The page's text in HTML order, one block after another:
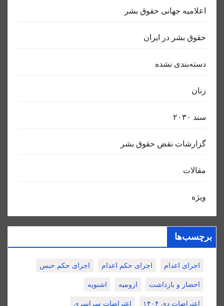
اعلاميه جهانی حقوق بشر
حقوق بشر در ایران
دسته‌بندی نشده
زنان
سند ٢٠٣٠
گزارشات نقض حقوق بشر
مقالات
ویژه
برچسب‌ها
اجرای اعدام اجرای حکم اعدام اجرای حکم حبس
احضار و بازداشت ارومیه اشنویه
اعتراضات دی ۱۴۰۴ اعتراضات سراسری